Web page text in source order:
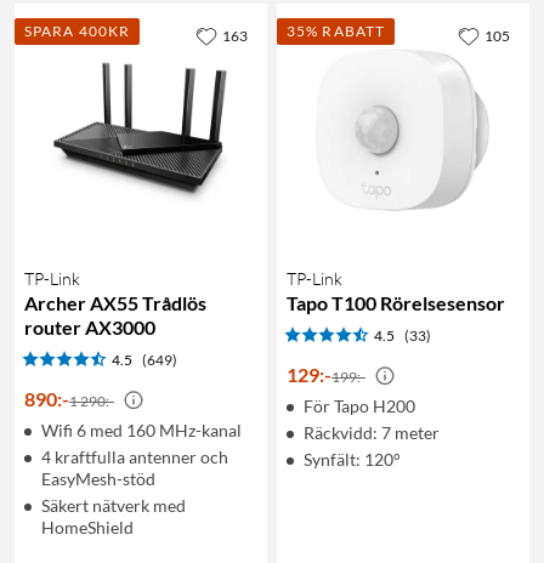
SPARA 400KR
TP-Link
Archer AX55 Trådlös
router AX3000
4.5 (649)
890:-1 290:-
Wifi 6 med 160 MHz-kanal
4 kraftfulla antenner och
EasyMesh-stöd
Säkert nätverk med
HomeShield
163 35% RABATT
TP-Link
Tapo T100 Rörelsesensor
4.5 (33)
129:-199:-
För Tapo H200
Räckvidd: 7 meter
Synfält: 120°
105